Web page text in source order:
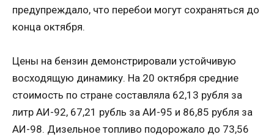
предупреждало, что перебои могут сохраняться до
конца октября.
Цены на бензин демонстрировали устойчивую
восходящую динамику. На 20 октября средние
стоимость по стране составляла 62,13 рубля за
литр АИ-92, 67,21 рубль за АИ-95 и 86,85 рубля за
АИ-98. Дизельное топливо подорожало до 73,56